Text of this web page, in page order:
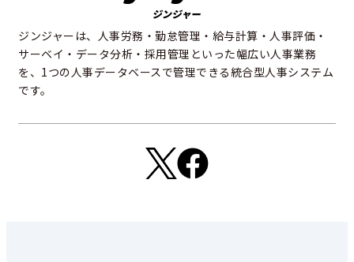
ジンジャーは、人事労務・勤怠管理・給与計算・人事評価・
サーベイ・データ分析・採用管理といった幅広い人事業務
を、1つの人事データベースで管理できる統合型人事システム
です。